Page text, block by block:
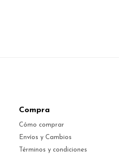
Compra
Cómo comprar
Envíos y Cambios
Términos y condiciones